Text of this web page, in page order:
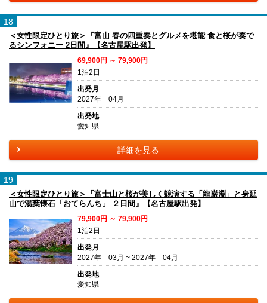
18
＜女性限定ひとり旅＞『富山 春の四重奏とグルメを堪能 食と桜が奏で
るシンフォニー 2日間』【名古屋駅出発】
69,900円 ～ 79,900円
1泊2日
出発月
2027年 04月
出発地
愛知県
詳細を見る
19
＜女性限定ひとり旅＞『富士山と桜が美しく競演する「龍巌淵」と身延
山で湯葉懐石「おてらんち」 ２日間』【名古屋駅出発】
79,900円 ～ 79,900円
1泊2日
出発月
2027年 03月 ~ 2027年 04月
出発地
愛知県